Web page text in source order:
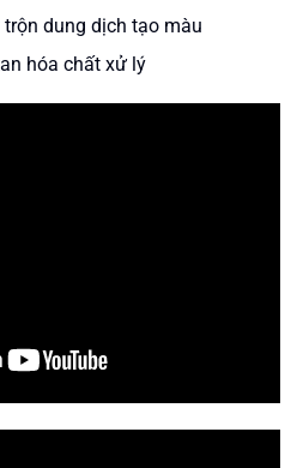
dung dịch tạo màu
hóa chất xử lý